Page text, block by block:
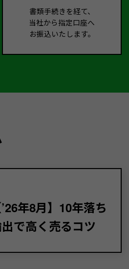
書類手続きを経て、
当社から指定口座へ
お振込いたします。
年8月】10年落ち
で高く売るコツ